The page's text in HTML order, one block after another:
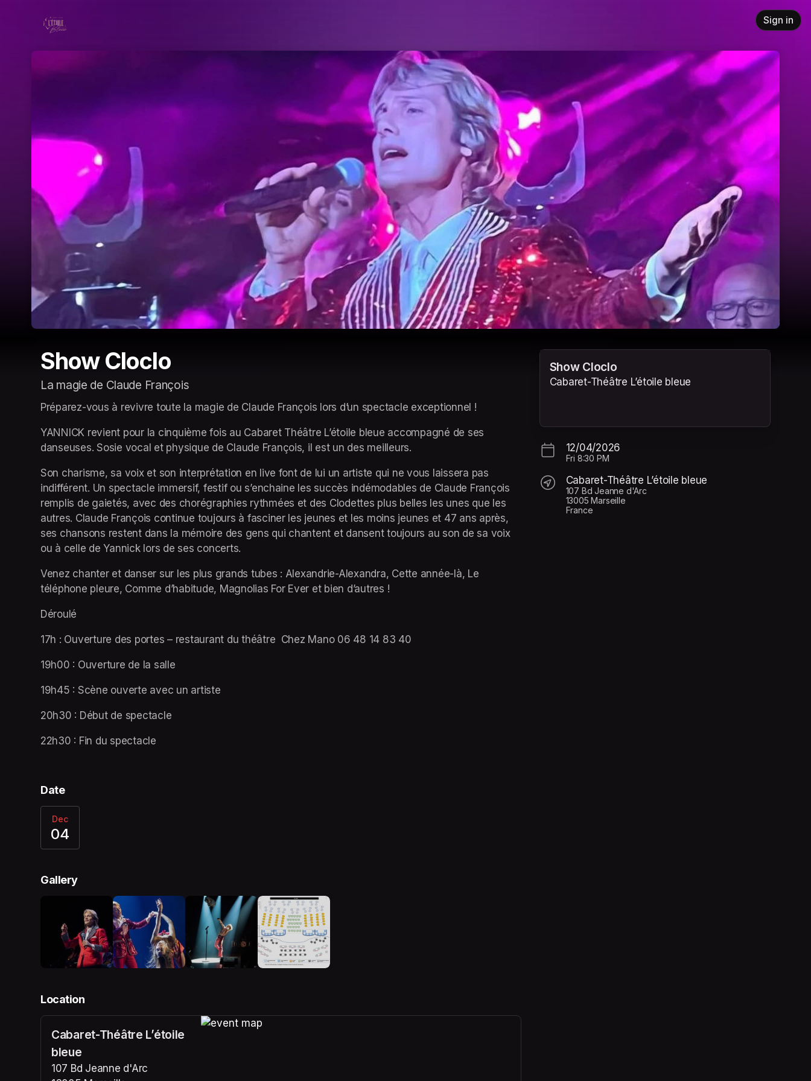
Sign in
Show Cloclo
La magie de Claude François
Préparez-vous à revivre toute la magie de Claude François lors d’un spectacle exceptionnel !
YANNICK revient pour la cinquième fois au Cabaret Théâtre L’étoile bleue accompagné de ses
danseuses. Sosie vocal et physique de Claude François, il est un des meilleurs.
Son charisme, sa voix et son interprétation en live font de lui un artiste qui ne vous laissera pas
indifférent. Un spectacle immersif, festif ou s’enchaine les succès indémodables de Claude François
remplis de gaietés, avec des chorégraphies rythmées et des Clodettes plus belles les unes que les
autres. Claude François continue toujours à fasciner les jeunes et les moins jeunes et 47 ans après,
ses chansons restent dans la mémoire des gens qui chantent et dansent toujours au son de sa voix
ou à celle de Yannick lors de ses concerts.
Venez chanter et danser sur les plus grands tubes : Alexandrie-Alexandra, Cette année-là, Le
téléphone pleure, Comme d’habitude, Magnolias For Ever et bien d’autres !
Déroulé
17h : Ouverture des portes – restaurant du théâtre  Chez Mano 06 48 14 83 40
19h00 : Ouverture de la salle
19h45 : Scène ouverte avec un artiste
20h30 : Début de spectacle
22h30 : Fin du spectacle
Date
Dec
04
Gallery
Location
Cabaret-Théâtre L’étoile
bleue
107 Bd Jeanne d'Arc
Show Cloclo
Cabaret-Théâtre L’étoile bleue
12/04/2026
Fri 8:30 PM
Cabaret-Théâtre L’étoile bleue
107 Bd Jeanne d'Arc
13005 Marseille
France